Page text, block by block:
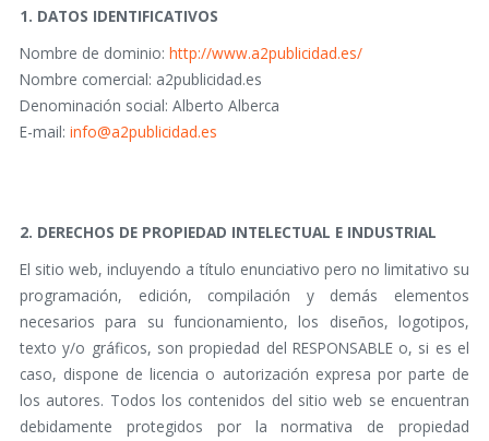
1. DATOS IDENTIFICATIVOS
Nombre de dominio: http://www.a2publicidad.es/
Nombre comercial: a2publicidad.es
Denominación social: Alberto Alberca
E-mail: info@a2publicidad.es
2. DERECHOS DE PROPIEDAD INTELECTUAL E INDUSTRIAL
El sitio web, incluyendo a título enunciativo pero no limitativo su
programación, edición, compilación y demás elementos
necesarios para su funcionamiento, los diseños, logotipos,
texto y/o gráficos, son propiedad del RESPONSABLE o, si es el
caso, dispone de licencia o autorización expresa por parte de
los autores. Todos los contenidos del sitio web se encuentran
debidamente protegidos por la normativa de propiedad